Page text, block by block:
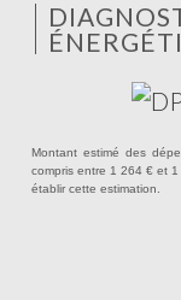
Montant estimé des
compris entre 1 264 € et
établir cette estimation.